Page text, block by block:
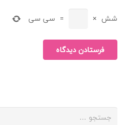
شش ×
= سی سی
فرستادن دیدگاه
جستجو